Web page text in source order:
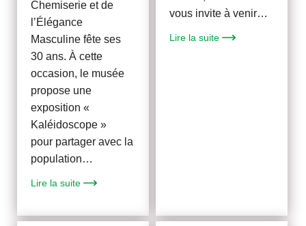
Chemiserie et de
l’Élégance
Masculine fête ses
30 ans. À cette
occasion, le musée
propose une
exposition «
Kaléidoscope »
pour partager avec la
population…
Lire la suite
vous invite à venir…
Lire la suite